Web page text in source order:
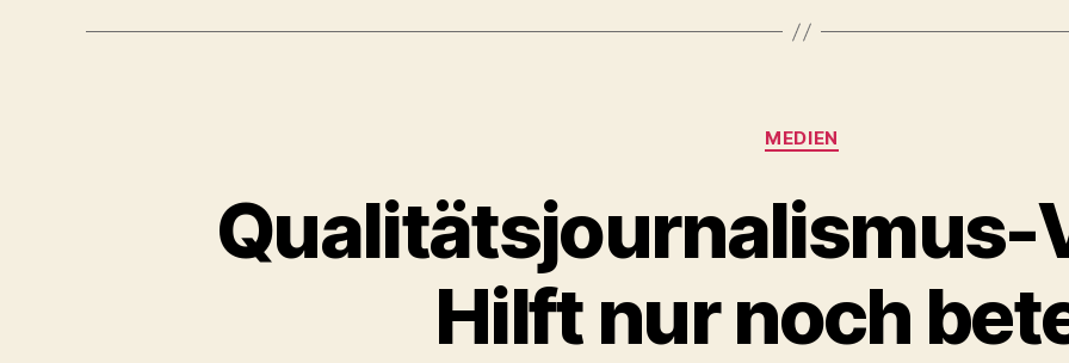
Kategorien
MEDIEN
Qualitätsjournalismus-
Hilft nur noch